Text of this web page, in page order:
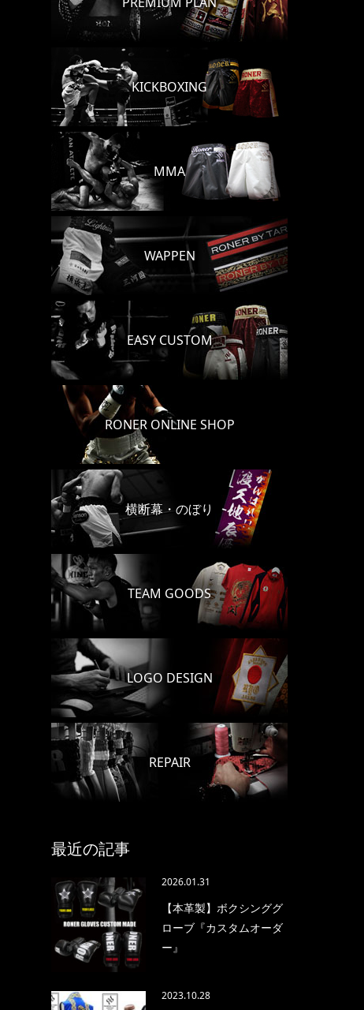
KICKBOXING
MMA
WAPPEN
EASY CUSTOM
RONER ONLINE SHOP
横断幕・のぼり
TEAM GOODS
LOGO DESIGN
REPAIR
最近の記事
2026.01.31
【本革製】ボクシンググ
ローブ『カスタムオーダ
ー』
2023.10.28